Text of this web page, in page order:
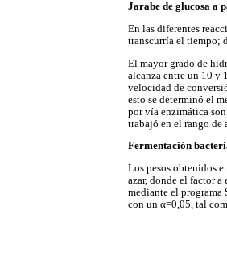
Jarabe de glucosa a
En las diferentes
transcurría el tiempo;
El mayor grado de
alcanza entre un 10 y
velocidad de
esto se determinó el
por vía enzimática
trabajó en el rango de
Fermentación
Los pesos obtenidos
azar, donde el factor
mediante el programa
con un α=0,05, tal